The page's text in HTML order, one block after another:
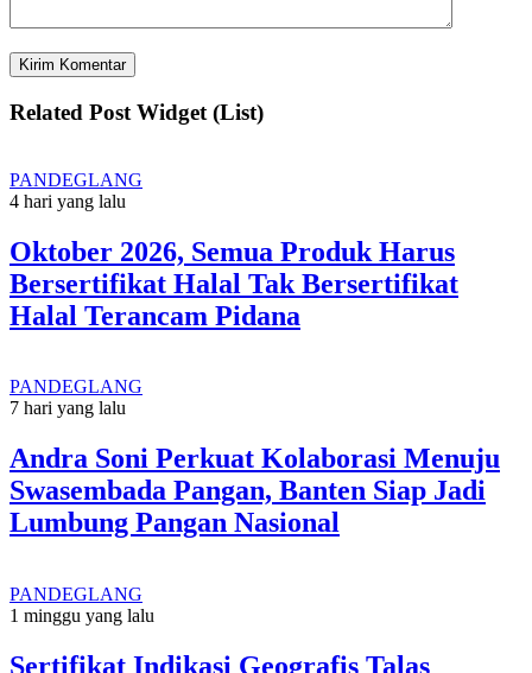
Related Post Widget (List)
PANDEGLANG
4 hari yang lalu
Oktober 2026, Semua Produk Harus
Bersertifikat Halal Tak Bersertifikat
Halal Terancam Pidana
PANDEGLANG
7 hari yang lalu
Andra Soni Perkuat Kolaborasi Menuju
Swasembada Pangan, Banten Siap Jadi
Lumbung Pangan Nasional
PANDEGLANG
1 minggu yang lalu
Sertifikat Indikasi Geografis Talas